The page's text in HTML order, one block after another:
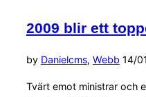
2009 blir ett
by Danielcms, Webb 14/
Tvärt emot ministrar och